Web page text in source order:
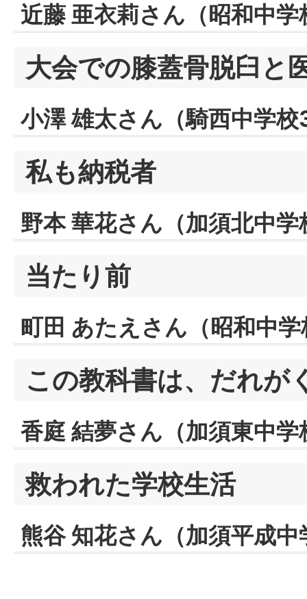
近藤 亜衣莉さん（昭和中学
大会での膝蓋骨脱臼と
小澤 雄太さん（騎西中学
私も納税者
野本 華花さん（加須北中
当たり前
町田 あたえさん（昭和中
この教科書は、だれが
香庭 結夢さん（加須東中学
救われた学校生活
熊谷 知花さん（加須平成